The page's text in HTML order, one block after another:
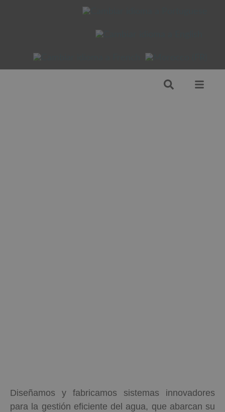
y Efluentes
Diseñamos y fabricamos sistemas innovadores
para la gestión eficiente del agua, que abarcan su